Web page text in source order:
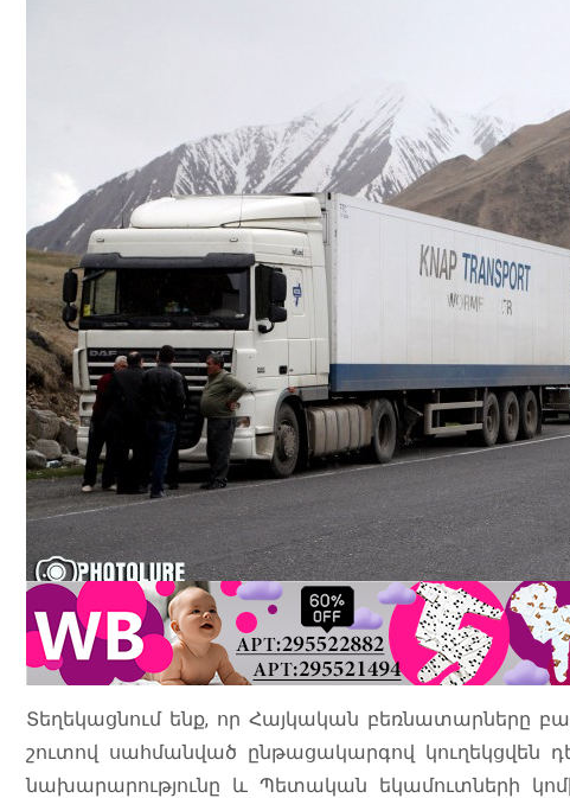
Տեղեկացնում ենք, որ Հայկական բեռնատարները
շուտով սահմանված ընթացակարգով կուղեկցվեն
նախարարությունը և Պետական եկամուտների